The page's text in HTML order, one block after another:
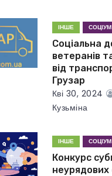
ІНШЕ СОЦІУМ
Соціальна
ветеранів
від
Грузар
Кві 30, 2024
Кузьміна
ІНШЕ СОЦІУМ
Конкурс
неурядових